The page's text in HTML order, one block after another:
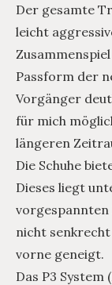
Der gesamte
leicht
Passform der
Vorgänger
für mich
längeren
Die Schuhe
Dieses liegt
vorgespannten
nicht
vorne geneigt.
Das P3